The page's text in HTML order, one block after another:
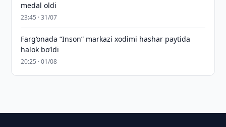
medal oldi
23:45 · 31/07
Farg‘onada “Inson” markazi xodimi hashar paytida
halok bo‘ldi
20:25 · 01/08